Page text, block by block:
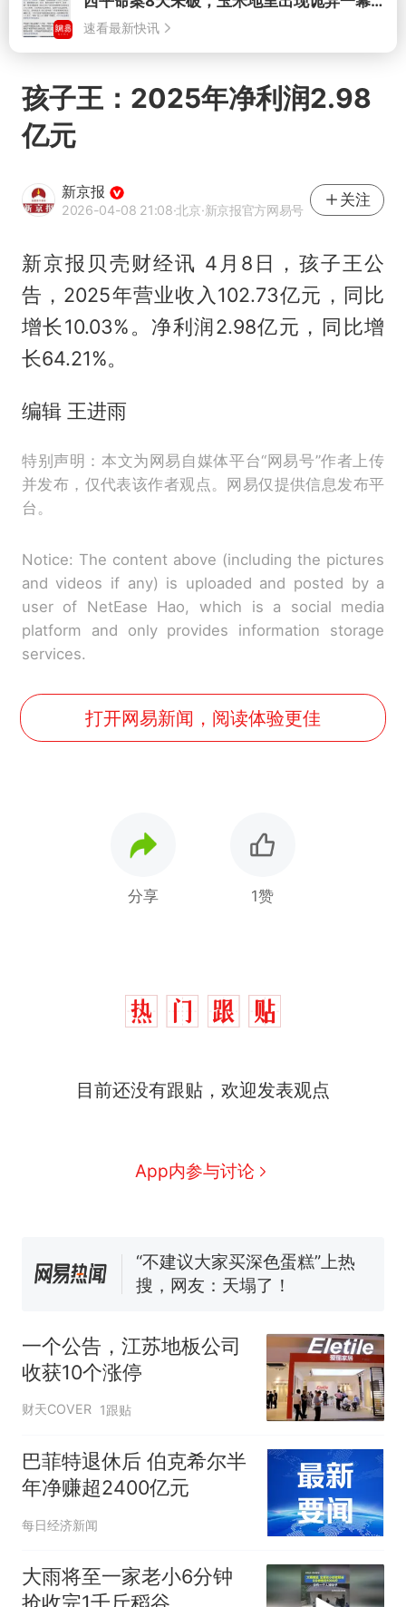
孩子王：2025年净利润2.98
亿元
新京报
2026-04-08 21:08·北京·新京报官方网易号
关注
新京报贝壳财经讯 4月8日，孩子王公
告，2025年营业收入102.73亿元，同比
增长10.03%。净利润2.98亿元，同比增
长64.21%。
编辑 王进雨
特别声明：本文为网易自媒体平台“网易号”作者上传
并发布，仅代表该作者观点。网易仅提供信息发布平
台。
Notice: The content above (including the pictures
and videos if any) is uploaded and posted by a
user of NetEase Hao, which is a social media
platform and only provides information storage
services.
打开网易新闻，阅读体验更佳
分享 1赞
目前还没有跟贴，欢迎发表观点
App内参与讨论
因老师一句“跟我回家”改写了
人生
新
十多万人报名的考试，成绩
5060元才肯搬上楼！女子傻眼
佛山一中学招聘物理教师，笔
热
那个在床头放菜刀的女孩，
因老师一句“跟我回家”改写了
一个公告，江苏地板公司
收获10个涨停
财天COVER 1跟贴
巴菲特退休后 伯克希尔半
年净赚超2400亿元
每日经济新闻
大雨将至一家老小6分钟